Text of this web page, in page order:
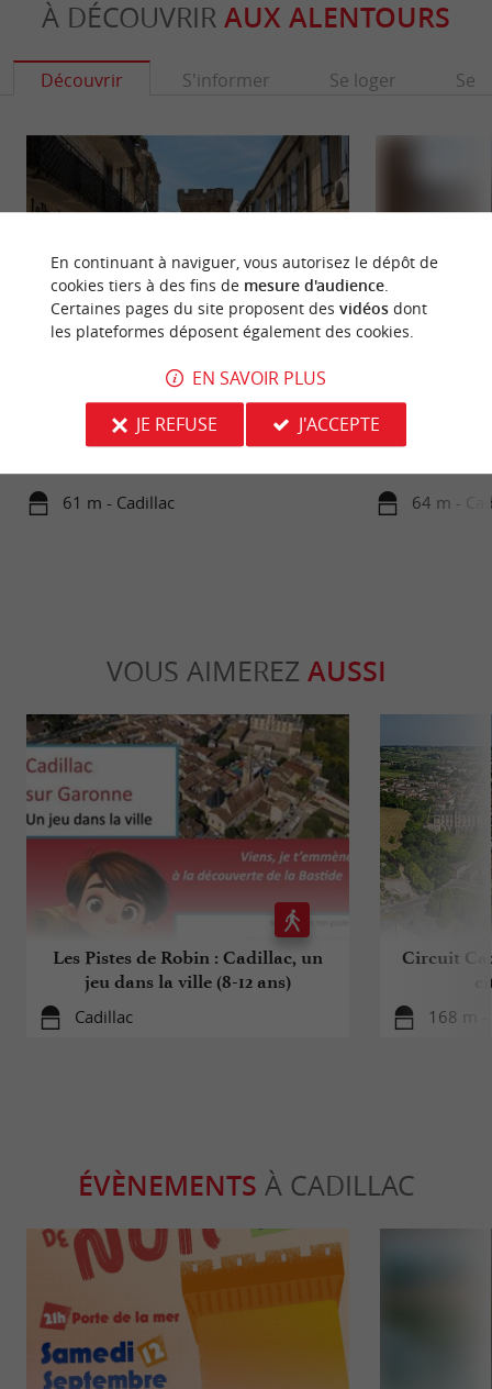
À DÉCOUVRIR AUX ALENTOURS
Découvrir S'informer Se loger Se
Cadillac-sur-Garonne
Cadillac-sur-Garonne se situe en Gironde, au
cœur de l’ Entre-deux-Mers. Elle offre un mélange
61 m - Cadillac
Depuis plus de
conférencière,
64 m -
VOUS AIMEREZ AUSSI
Les Pistes de Robin : Cadillac, un
jeu dans la ville (8-12 ans)
Cadillac
Circuit
168 m -
ÉVÈNEMENTS À CADILLAC
En continuant à naviguer, vous autorisez le dépôt de
cookies tiers à des fins de mesure d'audience.
Certaines pages du site proposent des vidéosdont
les plateformes déposent également des cookies.
EN SAVOIR PLUS
JE REFUSE
J'ACCEPTE